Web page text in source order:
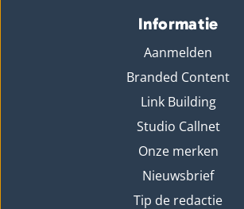
Informatie
Aanmelden
Branded Content
Link Building
Studio Callnet
Onze merken
Nieuwsbrief
Tip de redactie